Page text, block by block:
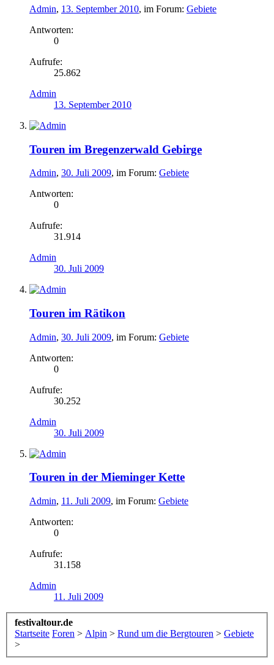
Admin, 13. September 2010, im Forum: Gebiete
Antworten:
0
Aufrufe:
25.862
Admin
13. September 2010
Touren im Bregenzerwald Gebirge
Admin, 30. Juli 2009, im Forum: Gebiete
Antworten:
0
Aufrufe:
31.914
Admin
30. Juli 2009
Touren im Rätikon
Admin, 30. Juli 2009, im Forum: Gebiete
Antworten:
0
Aufrufe:
30.252
Admin
30. Juli 2009
Touren in der Mieminger Kette
Admin, 11. Juli 2009, im Forum: Gebiete
Antworten:
0
Aufrufe:
31.158
Admin
11. Juli 2009
festivaltour.de
Startseite Foren > Alpin > Rund um die Bergtouren > Gebiete
>